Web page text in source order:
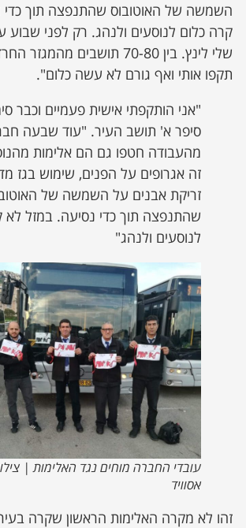
השמשה של האוטובוס שהתנפצה תוך כדי
קרה כלום לנוסעים ולנהג. רק לפני שבוע
שלי לינץ. בין 70-80 תושבים
תקפו אותי ואף גורם לא עשה כלום".
"אני הותקפתי אישית פעמיים וכבר
סיפר א' תושב העיר. "עוד שבעה
מהעבודה חטפו גם הם אלימות
זה אגרופים על הפנים, שימוש בגז
זריקת אבנים על השמשה של
שהתנפצה תוך כדי נסיעה. במזל לא
לנוסעים ולנהג"
עובדי החברה מוחים נגד האלימות |
אסוויד
זהו לא מקרה האלימות הראשון שקרה